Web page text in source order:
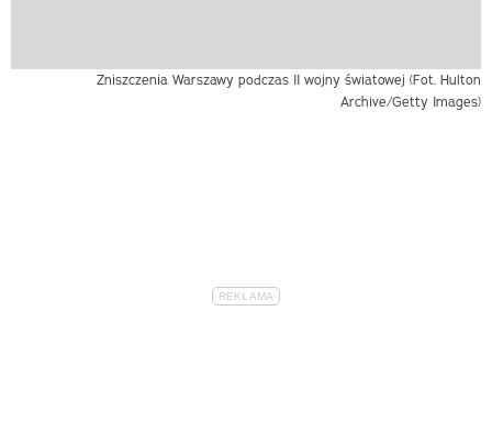
Zniszczenia Warszawy podczas II wojny światowej (Fot. Hulton
Archive/Getty Images)